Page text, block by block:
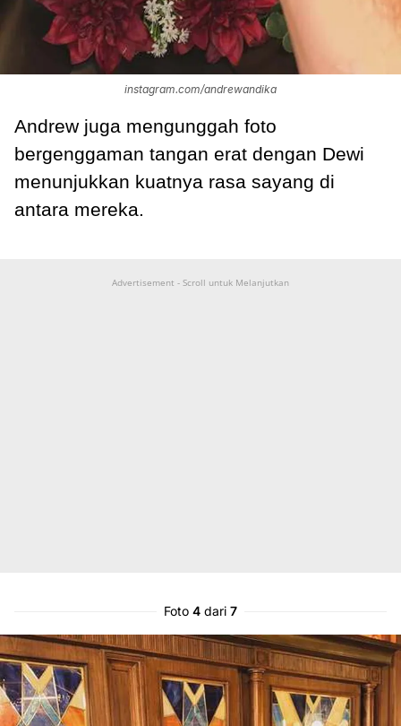
instagram.com/andrewandika
Andrew juga mengunggah foto
bergenggaman tangan erat dengan Dewi
menunjukkan kuatnya rasa sayang di
antara mereka.
Advertisement - Scroll untuk Melanjutkan
Foto 4 dari 7